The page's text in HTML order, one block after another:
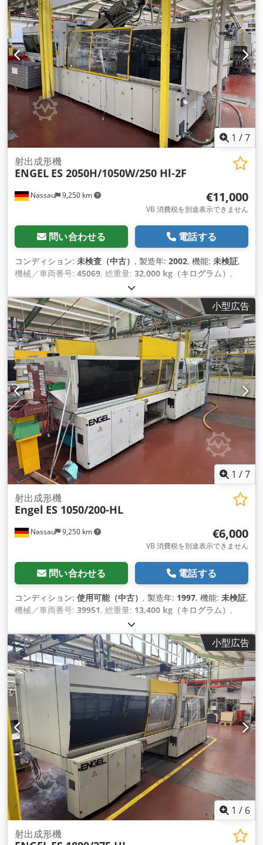
1 /7
Nassau 9,250 km
射出成形機
ENGEL ES 2050H/1050W/250 Hl-2F
€11,000
VB 消費税を別途表示できません
問い合わせる 電話する
コンディション: 未検査（中古） , 製造年: 2002, 機能: 未検証,
機械／車両番号: 45069, 総重量: 32,000 kg（キログラム） ,
小型広告
1 /7
Nassau 9,250 km
射出成形機
Engel ES 1050/200-HL
€6,000
VB 消費税を別途表示できません
問い合わせる 電話する
コンディション: 使用可能（中古） , 製造年: 1997, 機能: 未検証,
機械／車両番号: 39951, 総重量: 13,400 kg（キログラム） ,
小型広告
1 / 6
射出成形機